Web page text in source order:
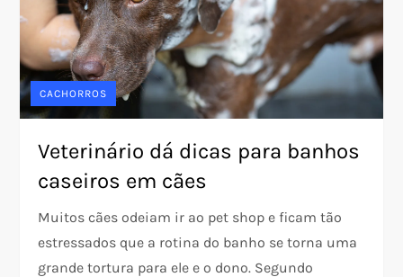
CACHORROS
Veterinário dá dicas para banhos
caseiros em cães
Muitos cães odeiam ir ao pet shop e ficam tão
estressados que a rotina do banho se torna uma
grande tortura para ele e o dono. Segundo